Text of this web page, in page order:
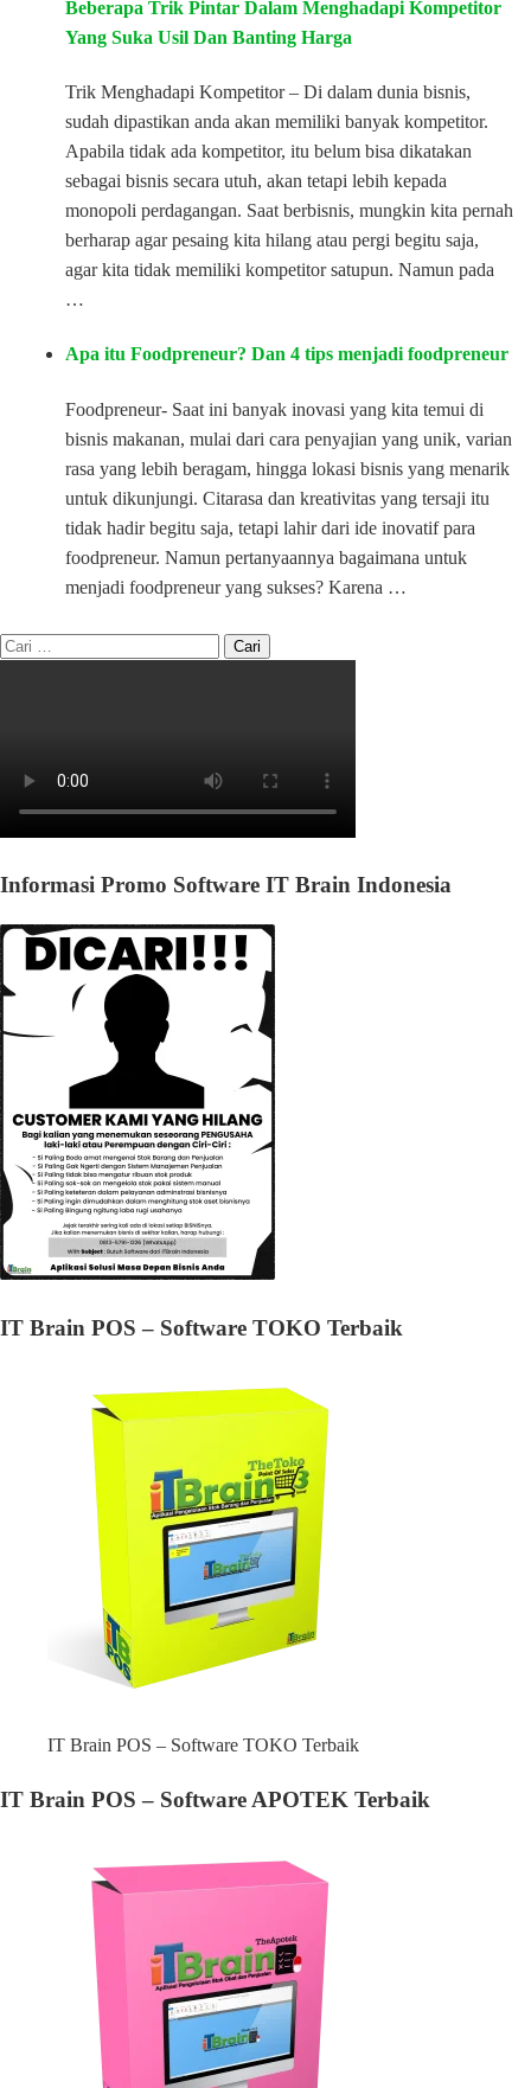
Beberapa Trik Pintar Dalam Menghadapi Kompetitor
Yang Suka Usil Dan Banting Harga
Trik Menghadapi Kompetitor – Di dalam dunia bisnis,
sudah dipastikan anda akan memiliki banyak kompetitor.
Apabila tidak ada kompetitor, itu belum bisa dikatakan
sebagai bisnis secara utuh, akan tetapi lebih kepada
monopoli perdagangan. Saat berbisnis, mungkin kita pernah
berharap agar pesaing kita hilang atau pergi begitu saja,
agar kita tidak memiliki kompetitor satupun. Namun pada
…
Apa itu Foodpreneur? Dan 4 tips menjadi foodpreneur
Foodpreneur- Saat ini banyak inovasi yang kita temui di
bisnis makanan, mulai dari cara penyajian yang unik, varian
rasa yang lebih beragam, hingga lokasi bisnis yang menarik
untuk dikunjungi. Citarasa dan kreativitas yang tersaji itu
tidak hadir begitu saja, tetapi lahir dari ide inovatif para
foodpreneur. Namun pertanyaannya bagaimana untuk
menjadi foodpreneur yang sukses? Karena …
Informasi Promo Software IT Brain Indonesia
IT Brain POS – Software TOKO Terbaik
IT Brain POS – Software TOKO Terbaik
IT Brain POS – Software APOTEK Terbaik